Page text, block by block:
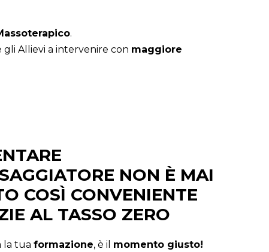
.
Allievi a intervenire con maggiore
NON È MAI
COSÌ CONVENIENTE
AL TASSO ZERO
la tua formazione, è il momento giusto!